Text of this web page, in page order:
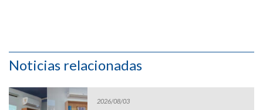
Noticias relacionadas
2026/08/03